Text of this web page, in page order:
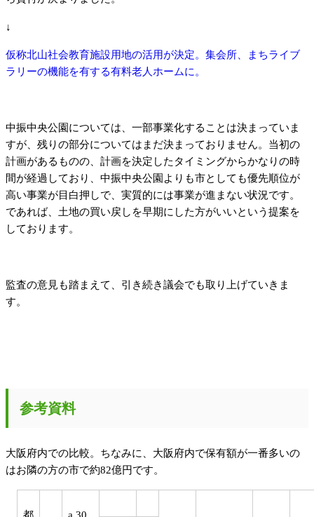
↓
仮称北山社会教育施設用地の活用が決定。集会所、まちライブ
ラリーの機能を有する有料老人ホームに。
中振中央公園については、一部事業化することは決まっていま
すが、残りの部分についてはまだ決まっておりません。当初の
計画があるものの、計画を決定したタイミングからかなりの時
間が経過しており、中振中央公園よりも市としても優先順位が
高い事業が目白押しで、実質的には事業が進まない状況です。
であれば、土地の買い戻しを早期にした方がいいという提案を
しております。
監査の意見も踏まえて、引き続き議会でも取り上げていきま
す。
参考資料
大阪府内での比較。ちなみに、大阪府内で保有額が一番多いの
はお隣の方の市で約82億円です。